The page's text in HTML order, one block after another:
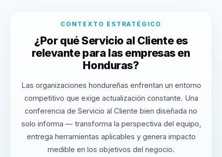
CONTEXTO ESTRATÉGICO
¿Por qué Servicio al Cliente es
relevante para las empresas en
Honduras?
Las organizaciones hondureñas enfrentan un entorno
competitivo que exige actualización constante. Una
conferencia de Servicio al Cliente bien diseñada no
solo informa — transforma la perspectiva del equipo,
entrega herramientas aplicables y genera impacto
medible en los objetivos del negocio.